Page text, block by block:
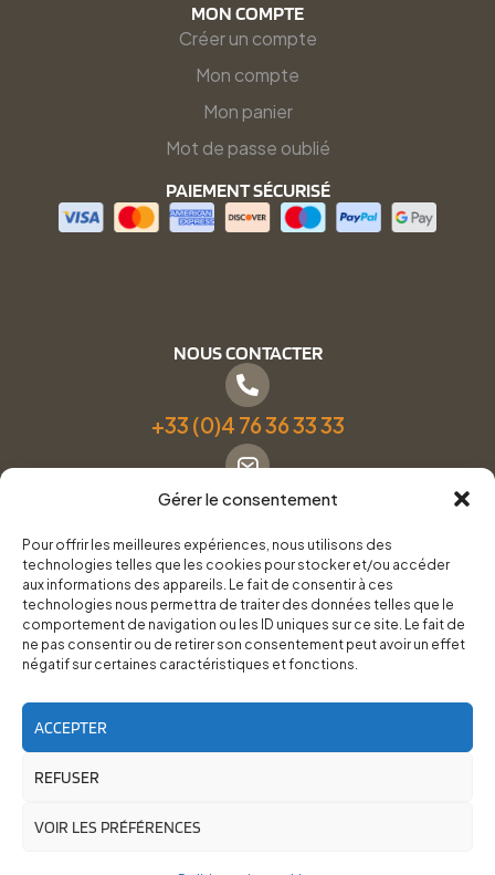
Gérer le consentement
Pour offrir les meilleures expériences, nous utilisons des
technologies telles que les cookies pour stocker et/ou accéder
aux informations des appareils. Le fait de consentir à ces
technologies nous permettra de traiter des données telles que le
comportement de navigation ou les ID uniques sur ce site. Le fait de
ne pas consentir ou de retirer son consentement peut avoir un effet
négatif sur certaines caractéristiques et fonctions.
ACCEPTER
REFUSER
VOIR LES PRÉFÉRENCES
MON COMPTE
Créer un compte
Mon compte
Mon panier
Mot de passe oublié
PAIEMENT SÉCURISÉ
NOUS CONTACTER
+33 (0)4 76 36 33 33
Formulaire de contact
Pneus Services Loisirs - Garage Point S - 28 Bd Denfert
Rochereau, 38500 Voiron
RoadTrip Équipement/Pneus Services Loisirs - 2026